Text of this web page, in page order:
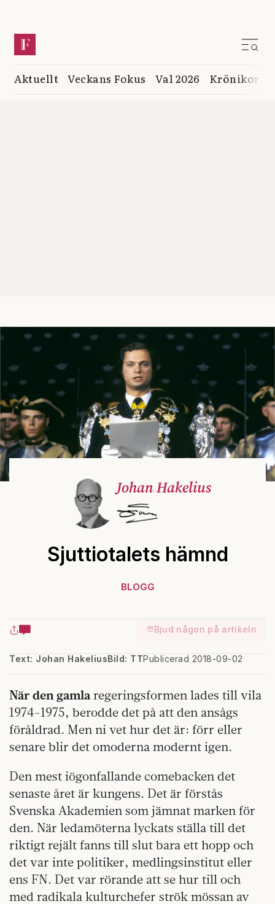
Aktuellt Veckans Fokus Val 2026 Krönikor
Johan Hakelius
Sjuttiotalets hämnd
BLOGG
Bjud någon på artikeln
Text: Johan Hakelius Publicerad 2018-09-02
Bild: TT
När den gamla regeringsformen lades till vila
1974-1975, berodde det på att den ansågs
föråldrad. Men ni vet hur det är: förr eller
senare blir det omoderna modernt igen.
Den mest iögonfallande comebacken det
senaste året är kungens. Det är förstås
Svenska Akademien som jämnat marken för
den. När ledamöterna lyckats ställa till det
riktigt rejält fanns till slut bara ett hopp och
det var inte politiker, medlingsinstitut eller
ens FN. Det var rörande att se hur till och
med radikala kulturchefer strök mössan av